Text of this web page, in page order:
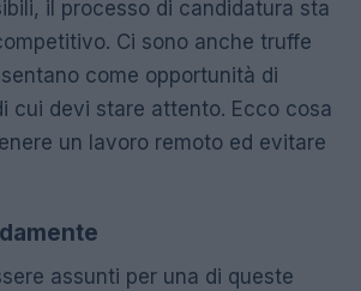
il processo di candidatura sta
Ci sono anche truffe
come opportunità di
cui devi stare attento. Ecco cosa
un lavoro remoto ed evitare
assunti per una di queste